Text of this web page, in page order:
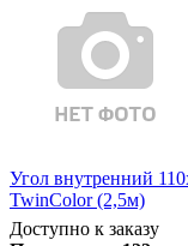
Угол внутренний
TwinColor (2,5м)
Доступно к заказу